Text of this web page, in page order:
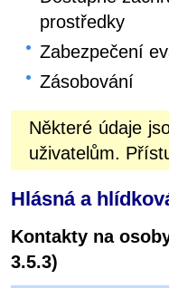
prostředky
Zabezpečení
Zásobování
Některé údaje
uživatelům.
Hlásná a
Kontakty na
3.5.3)